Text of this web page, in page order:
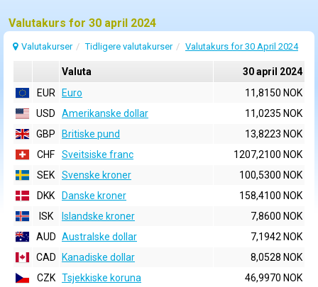
Valutakurs for 30 april 2024
Valutakurser Tidligere valutakurser Valutakurs for 30 April 2024
Valuta
30 april 2024
EUR
Euro
11,8150 NOK
USD
Amerikanske dollar
11,0235 NOK
GBP
Britiske pund
13,8223 NOK
CHF
Sveitsiske franc
1207,2100 NOK
SEK
Svenske kroner
100,5300 NOK
DKK
Danske kroner
158,4100 NOK
ISK
Islandske kroner
7,8600 NOK
AUD Australske dollar
7,1942 NOK
CAD
Kanadiske dollar
8,0528 NOK
CZK Tsjekkiske koruna
46,9970 NOK